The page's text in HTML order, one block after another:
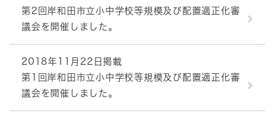
第2回岸和田市立小中学校等規模及び配置適正化審
議会を開催しました。
2018年11月22日掲載
第1回岸和田市立小中学校等規模及び配置適正化審
議会を開催しました。